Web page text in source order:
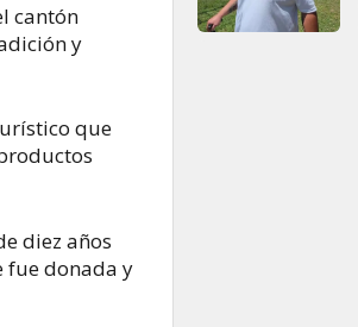
cantón
y
que
diez años
fue donada y